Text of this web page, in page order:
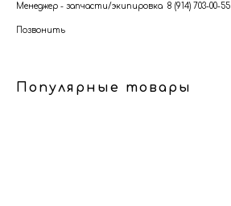
Менеджер - запчасти/экипировка 8 (914) 703-00-55
Позвонить
Популярные товары